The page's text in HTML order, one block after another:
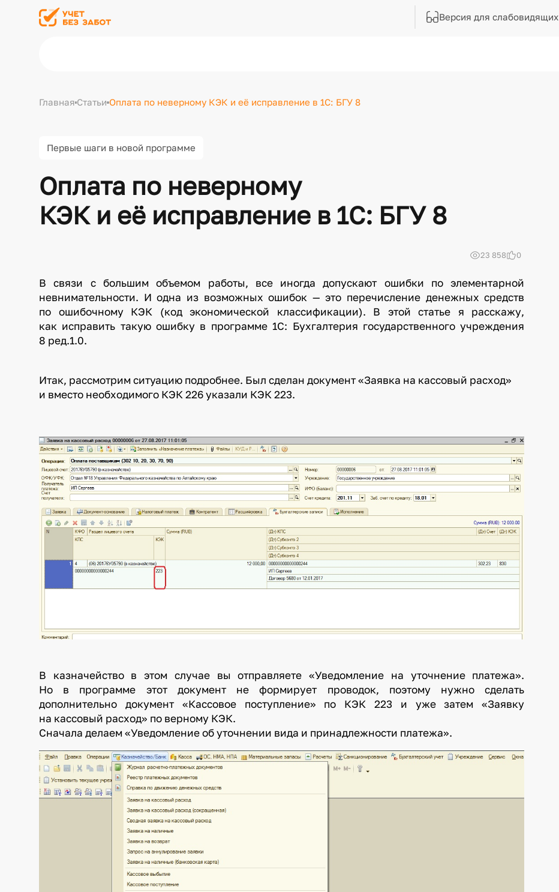
Версия для слабовидящих
Главная СтатьиОплата по неверному КЭК и её исправление в 1С: БГУ 8
Первые шаги в новой программе
Оплата по неверному
КЭК и её исправление в 1С: БГУ 8
23 858 0
В связи с большим объемом работы, все иногда допускают ошибки по элементарной
невнимательности. И одна из возможных ошибок — это перечисление денежных средств
по ошибочному КЭК (код экономической классификации). В этой статье я расскажу,
как исправить такую ошибку в программе 1С: Бухгалтерия государственного учреждения
8 ред.1.0.
Итак, рассмотрим ситуацию подробнее. Был сделан документ «Заявка на кассовый расход»
и вместо необходимого КЭК 226 указали КЭК 223.
В казначейство в этом случае вы отправляете «Уведомление на уточнение платежа».
Но в программе этот документ не формирует проводок, поэтому нужно сделать
дополнительно документ «Кассовое поступление» по КЭК 223 и уже затем «Заявку
на кассовый расход» по верному КЭК.
Сначала делаем «Уведомление об уточнении вида и принадлежности платежа».